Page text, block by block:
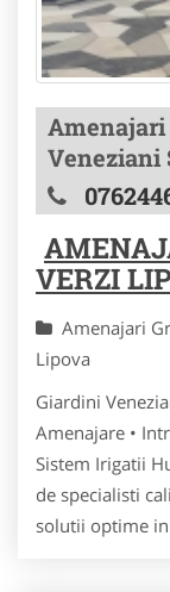
Amenajari
Veneziani
VERZI
Amenajari
Lipova
Giardini
Amenajare •
Sistem Irigatii
de specialisti
solutii optime